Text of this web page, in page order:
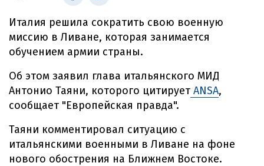
Италия решила сократить свою военную
миссию в Ливане, которая занимается
обучением армии страны.
Об этом заявил глава итальянского МИД
Антонио Таяни, которого цитирует ANSA,
сообщает "Европейская правда".
Таяни комментировал ситуацию с
итальянскими военными в Ливане на фоне
нового обострения на Ближнем Востоке.